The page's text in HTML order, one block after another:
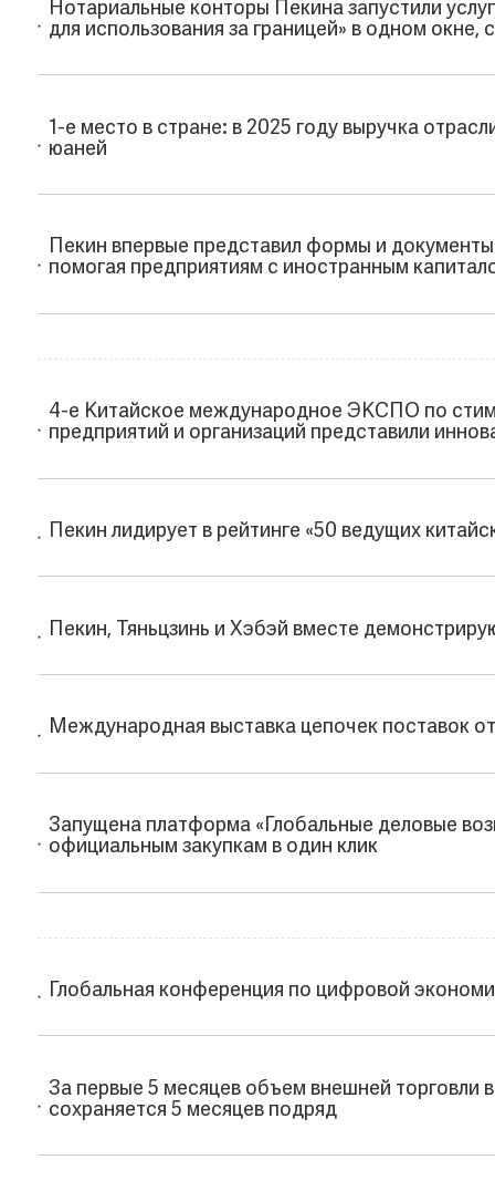
Нотариальные конторы Пекина запустили
для использования за границей» в одном окне,
1-е место в стране: в 2025 году выручка
юаней
Пекин впервые представил формы и
помогая предприятиям с иностранным
4-е Китайское международное ЭКСПО по
предприятий и организаций представили
Пекин лидирует в рейтинге «50 ведущих
Пекин, Тяньцзинь и Хэбэй вместе
Международная выставка цепочек поставок
Запущена платформа «Глобальные деловые
официальным закупкам в один клик
Глобальная конференция по цифровой
За первые 5 месяцев объем внешней торговли
сохраняется 5 месяцев подряд